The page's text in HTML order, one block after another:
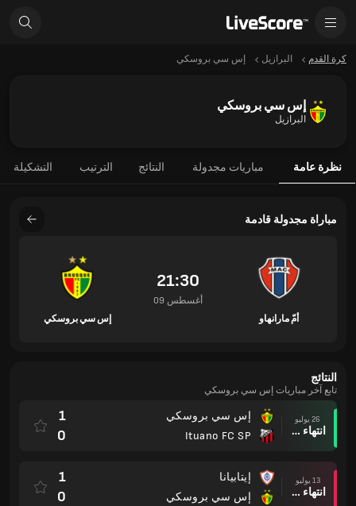
كرة القدم البرازيل إس سي بروسكي
إس سي بروسكي
البرازيل
نظرة عامة مباريات مجدولة النتائج الترتيب التشكيلة
مباراة مجدولة قادمة
أمّ مارانهاو
21:30
09 أغسطس
إس سي بروسكي
النتائج
تابع آخر مباريات إس سي بروسكي
26 يوليو
انتهاء وقت المباراة
إس سي بروسكي
Ituano FC SP
1
0
13 يوليو
انتهاء وقت المباراة
إيتابيانا
إس سي بروسكي
1
0